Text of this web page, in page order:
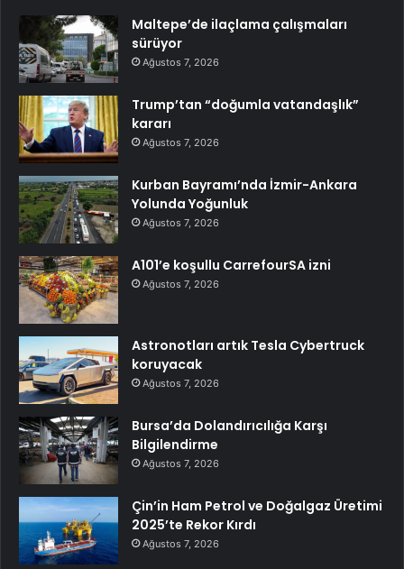
Maltepe’de ilaçlama çalışmaları
sürüyor
Ağustos 7, 2026
Trump’tan “doğumla vatandaşlık”
kararı
Ağustos 7, 2026
Kurban Bayramı’nda İzmir-Ankara
Yolunda Yoğunluk
Ağustos 7, 2026
A101’e koşullu CarrefourSA izni
Ağustos 7, 2026
Astronotları artık Tesla Cybertruck
koruyacak
Ağustos 7, 2026
Bursa’da Dolandırıcılığa Karşı
Bilgilendirme
Ağustos 7, 2026
Çin’in Ham Petrol ve Doğalgaz Üretimi
2025’te Rekor Kırdı
Ağustos 7, 2026